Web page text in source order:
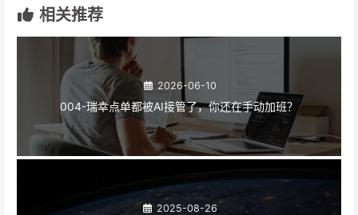
相关推荐
2026-06-10
004-瑞幸点单都被AI接管了，你还在手动加班？
2025-08-26